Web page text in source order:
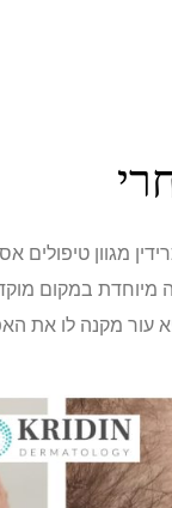
מגוון
מיוחדת במקום
עור מקנה לו את